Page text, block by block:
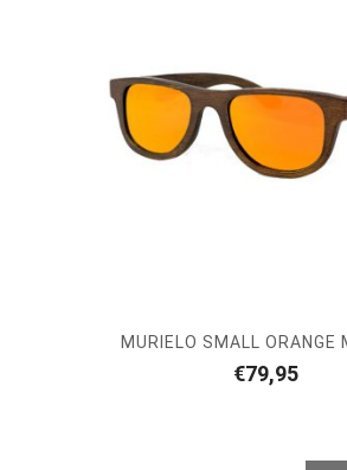
MURIELO SMALL ORANGE
€79,95